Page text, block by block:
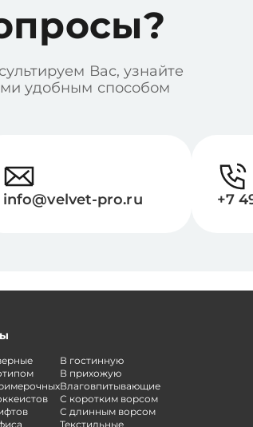
Вас, узнайте
удобным способом
info@velvet-pro.ru +7
В гостинную
В прихожую
Влаговпитывающие
С коротким ворсом
С длинным ворсом
Текстильные